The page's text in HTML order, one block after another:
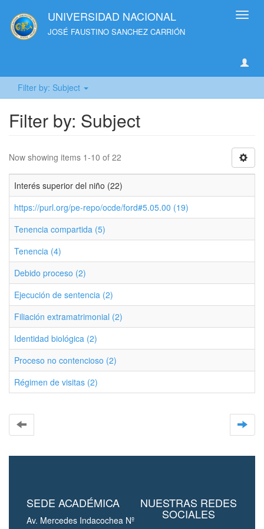
UNIVERSIDAD NACIONAL
JOSÉ FAUSTINO SANCHEZ CARRIÓN
Filter by: Subject
Filter by: Subject
Now showing items 1-10 of 22
Interés superior del niño (22)
https://purl.org/pe-repo/ocde/ford#5.05.00 (19)
Tenencia compartida (5)
Tenencia (4)
Debido proceso (2)
Ejecución de sentencia (2)
Filiación extramatrimonial (2)
Identidad biológica (2)
Proceso no contencioso (2)
Régimen de visitas (2)
SEDE ACADÉMICA
Av. Mercedes Indacochea Nº
NUESTRAS REDES
SOCIALES